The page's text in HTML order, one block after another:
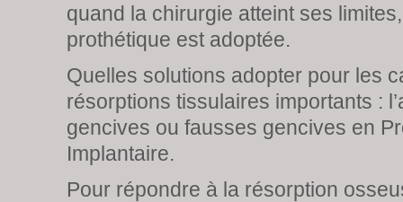
quand la chirurgie atteint ses
prothétique est adoptée.
Quelles solutions adopter pour les
résorptions tissulaires importants :
gencives ou fausses gencives en
Implantaire.
Pour répondre à la résorption